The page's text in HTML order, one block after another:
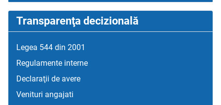
Transparenţa decizională
Legea 544 din 2001
Regulamente interne
Declaraţii de avere
Venituri angajati